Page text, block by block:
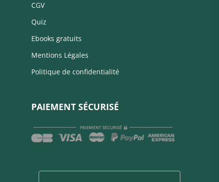
CGV
Quiz
Ebooks gratuits
Mentions Légales
Politique de confidentialité
PAIEMENT SÉCURISÉ